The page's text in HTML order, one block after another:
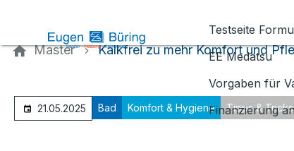
Testseite
EE Medatsu
Vorgaben für
Finanzierung
Master Kalkfrei zu mehr Komfort und
21.05.2025 Bad Komfort & Hygiene Tipps & Tricks